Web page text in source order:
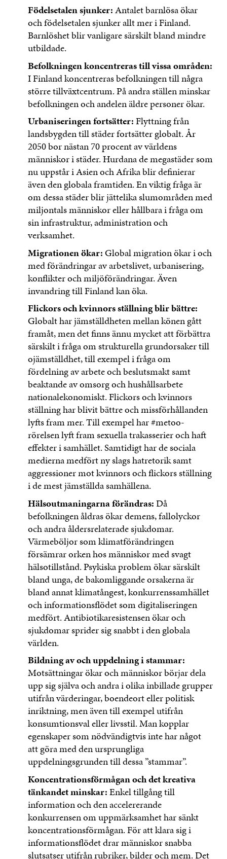
Födelsetalen sjunker:Antalet barnlösa ökar
och födelsetalen sjunker allt mer i Finland.
Barnlöshet blir vanligare särskilt bland mindre
utbildade.
Befolkningen koncentreras till vissa områden:
I Finland koncentreras befolkningen till några
större tillväxtcentrum. På andra ställen minskar
befolkningen och andelen äldre personer ökar.
Urbaniseringen fortsätter:Flyttning från
landsbygden till städer fortsätter globalt. År
2050 bor nästan 70 procent av världens
människor i städer. Hurdana de megastäder som
nu uppstår i Asien och Afrika blir definierar
även den globala framtiden. En viktig fråga är
om dessa städer blir jättelika slumområden med
miljontals människor eller hållbara i fråga om
sin infrastruktur, administration och
verksamhet.
Migrationen ökar:Global migration ökar i och
med förändringar av arbetslivet, urbanisering,
konflikter och miljöförändringar. Även
invandring till Finland kan öka.
Flickors och kvinnors ställning blir bättre:
Globalt har jämställdheten mellan könen gått
framåt, men det finns ännu mycket att förbättra
särskilt i fråga om strukturella grundorsaker till
ojämställdhet, till exempel i fråga om
fördelning av arbete och beslutsmakt samt
beaktande av omsorg och hushållsarbete
nationalekonomiskt. Flickors och kvinnors
ställning har blivit bättre och missförhållanden
lyfts fram mer. Till exempel har #metoo-
rörelsen lyft fram sexuella trakasserier och haft
effekter i samhället. Samtidigt har de sociala
medierna medfört ny slags hatretorik samt
aggressioner mot kvinnors och flickors ställning
i de mest jämställda samhällena.
Hälsoutmaningarna förändras:Då
befolkningen åldras ökar demens, fallolyckor
och andra åldersrelaterade sjukdomar.
Värmeböljor som klimatförändringen
försämrar orken hos människor med svagt
hälsotillstånd. Psykiska problem ökar särskilt
bland unga, de bakomliggande orsakerna är
bland annat klimatångest, konkurrenssamhället
och informationsflödet som digitaliseringen
medfört. Antibiotikaresistensen ökar och
sjukdomar sprider sig snabbt i den globala
världen.
Bildning av och uppdelning i stammar:
Motsättningar ökar och människor börjar dela
upp sig själva och andra i olika inbillade grupper
utifrån värderingar, boendeort eller politisk
inriktning, men även till exempel utifrån
konsumtionsval eller livsstil. Man kopplar
egenskaper som nödvändigtvis inte har något
att göra med den ursprungliga
uppdelningsgrunden till dessa ”stammar”.
Koncentrationsförmågan och det kreativa
tänkandet minskar:Enkel tillgång till
information och den accelererande
konkurrensen om uppmärksamhet har sänkt
koncentrationsförmågan. För att klara sig i
informationsflödet drar människor snabba
slutsatser utifrån rubriker, bilder och mem. Det